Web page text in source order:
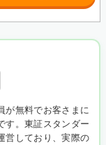
が無料でお客さまに
す。東証スタンダー
営しており、実際の